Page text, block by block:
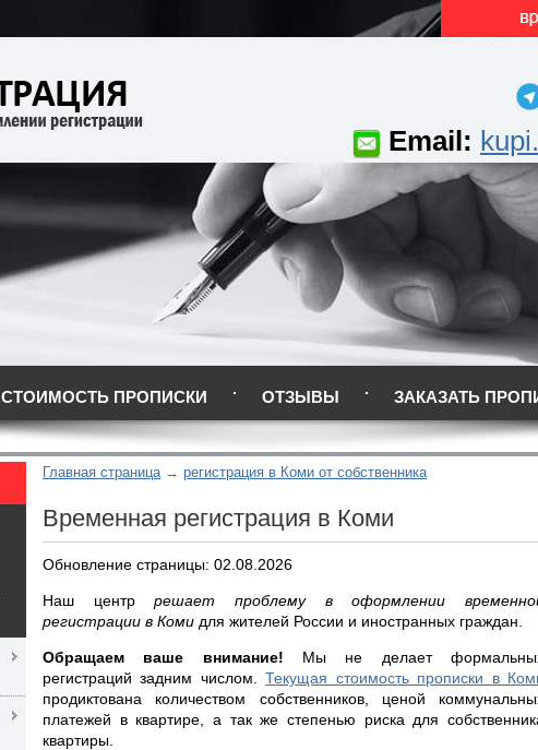
Email:
СТОИМОСТЬ ПРОПИСКИ ОТЗЫВЫ ЗАКАЗАТЬ
Главная страница регистрация в Коми от собственника
Временная регистрация в Коми
Обновление страницы: 02.08.2026
Наш центррешает проблему в оформлении
регистрации в Коми для жителей России и иностранных граждан.
Обращаем ваше внимание! Мы не делает
регистраций задним числом.Текущая стоимость прописки в
продиктована количеством собственников, ценой
платежей в квартире, а так же степенью риска для
квартиры.